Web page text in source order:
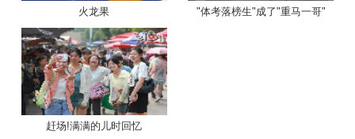
火龙果 "体考落榜生"成了"重马一哥"
赶场!满满的儿时回忆